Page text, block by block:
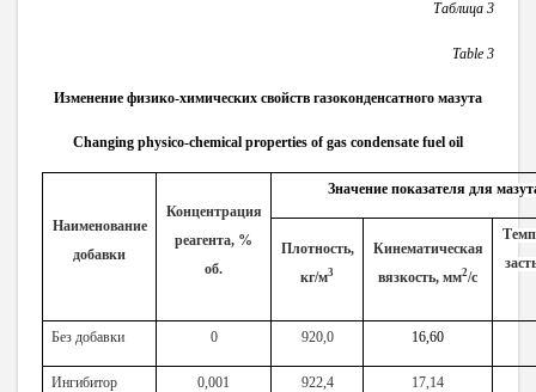
Таблица 3
Table 3
Изменение физико-химических свойств газоконденсатного мазута
Changing physico-chemical properties of gas condensate fuel oil
Наименование
добавки
Концентрация
реагента, %
об.
Значение показателя для
Плотность,
кг/м3
Кинематическая
вязкость, мм2/с
Без добавки 0 920,0 16,60
Ингибитор
0,001 922,4 17,14